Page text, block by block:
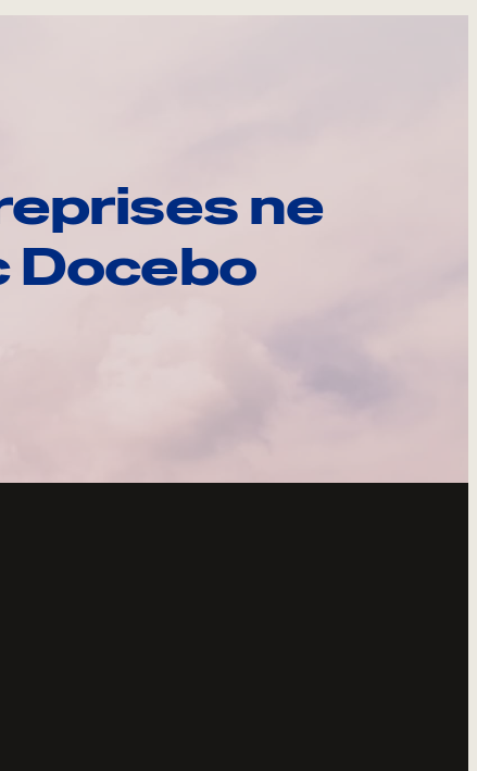
ne
Docebo